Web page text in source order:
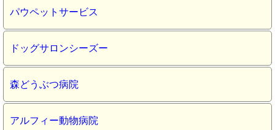
パウペットサービス
ドッグサロンシーズー
森どうぶつ病院
アルフィー動物病院